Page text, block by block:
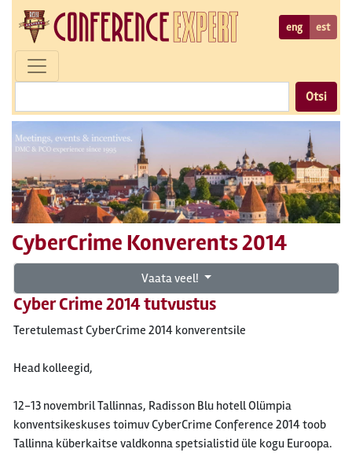
eng est
Otsi
CyberCrime Konverents 2014
Vaata veel!
Cyber Crime 2014 tutvustus
Teretulemast CyberCrime 2014 konverentsile
Head kolleegid,
12-13 novembril Tallinnas, Radisson Blu hotell Olümpia
konventsikeskuses toimuv CyberCrime Conference 2014 toob
Tallinna küberkaitse valdkonna spetsialistid üle kogu Euroopa.